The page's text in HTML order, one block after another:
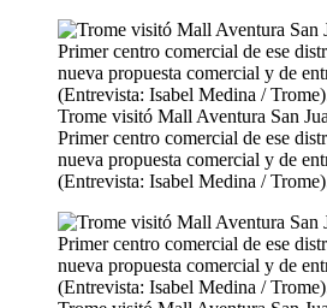
Trome visitó Mall Aventura San
Primer centro comercial de ese
nueva propuesta comercial y de
(Entrevista: Isabel Medina /